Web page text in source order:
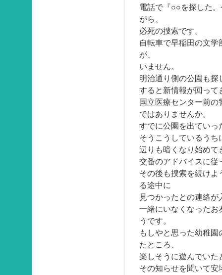
電話で『○○を探した
がら、
必死の捜索です。
自転車で早稲田の文
が、
いません。
明治通り側の公園も
すると新情報が回って
国立医療センター前
ではありませんか。
すでに公園を出ていっ
そうこうしているうち
辺りも暗くなり始めて
交番のアドバイスに従
その後も捜索を続け
る途中に
見つかったとの連絡が
一緒にいなくなったお
うです。
もしやと思った幼稚
たところ、
楽しそうに遊んでいた
その知らせを聞いて